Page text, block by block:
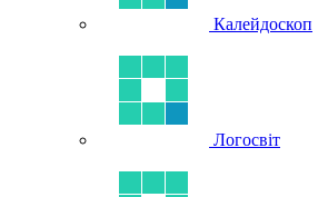
Калейдоскоп
Логосвіт